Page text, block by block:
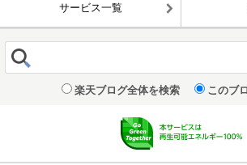
サービス一覧
楽天ブログ全体を検索 このブ